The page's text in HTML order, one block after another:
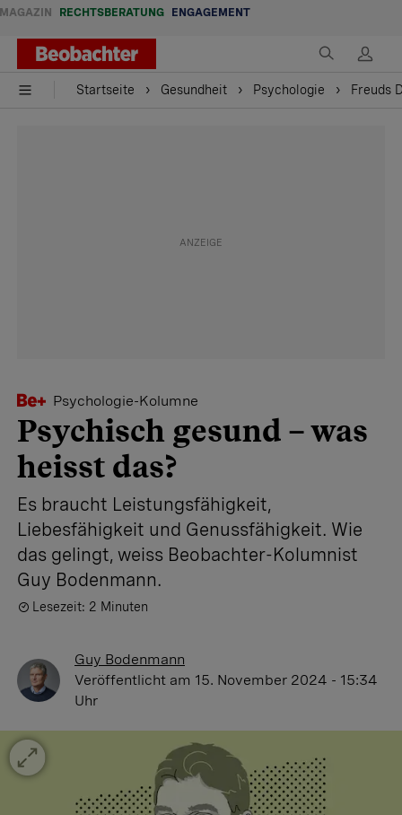
MAGAZIN RECHTSBERATUNG ENGAGEMENT
Startseite Gesundheit Psychologie Freuds
Psychologie-Kolumne
Psychisch gesund – was
heisst das?
Es braucht Leistungsfähigkeit,
Liebesfähigkeit und Genussfähigkeit. Wie
das gelingt, weiss Beobachter-Kolumnist
Guy Bodenmann.
Lesezeit: 2 Minuten
Guy Bodenmann
Veröffentlicht am 15. November 2024 - 15:34
Uhr